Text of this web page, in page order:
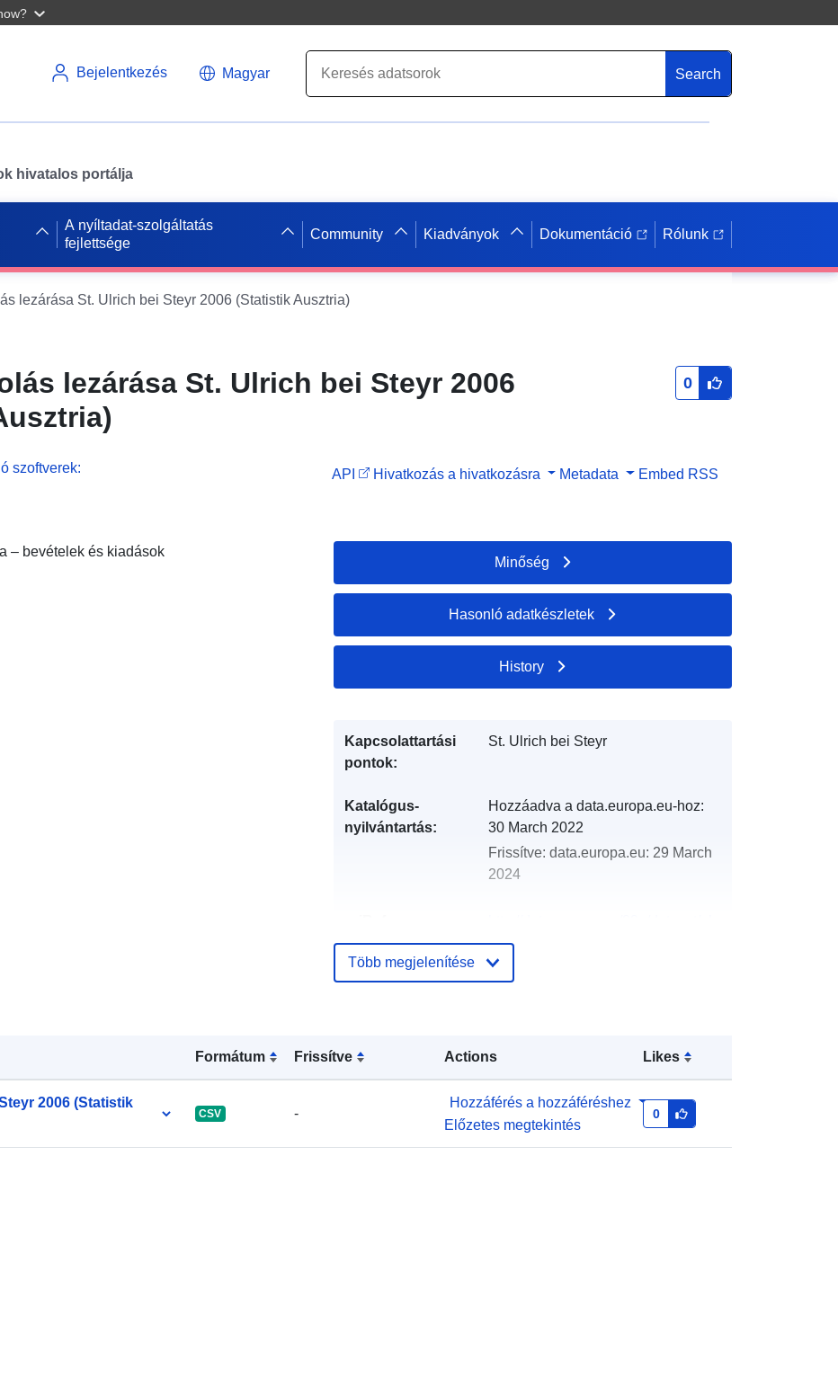
Bejelentkezés Magyar Search
hivatalos portálja
A nyíltadat-szolgáltatás
fejlettsége
Community Kiadványok Dokumentáció Rólunk
lezárása St. Ulrich bei Steyr 2006 (Statistik Ausztria)
lezárása St. Ulrich bei Steyr 2006
0
szoftverek: API Hivatkozás a hivatkozásra Metadata Embed RSS
– bevételek és kiadások
Formátum Frissítve Actions Likes
2006 (Statistik
CSV -
Hozzáférés a hozzáféréshez
Előzetes megtekintés
0
Minőség
Hasonló adatkészletek
History
Kapcsolattartási
pontok:
St. Ulrich bei Steyr
Katalógus-
nyilvántartás:
Hozzáadva a data.europa.eu-hoz:
30 March 2022
Frissítve: data.europa.eu: 29 March
2024
_rechnungsabschluss-st-ulrich-bei-
steyr-2006
Több megjelenítése